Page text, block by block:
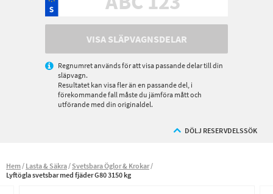
VISA SLÄPVAGNSDELAR
Regnumret används för att visa passande delar till din
släpvagn.
Resultatet kan visa fler än en passande del, i
förekommande fall måste du jämföra mått och
utförande med din originaldel.
DÖLJ RESERVDELSSÖK
Hem Lasta & Säkra Svetsbara Öglor & Krokar
Lyftögla svetsbar med fjäder G80 3150 kg